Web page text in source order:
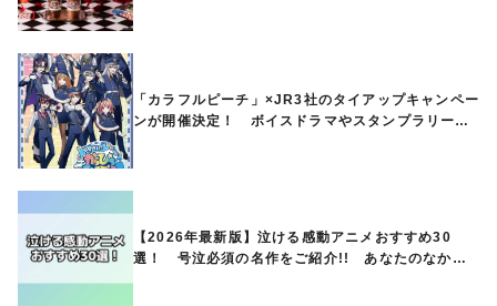
「カラフルピーチ」×JR3社のタイアップキャンペー
ンが開催決定！ ボイスドラマやスタンプラリー、
【2026年最新版】泣ける感動アニメおすすめ30
選！ 号泣必須の名作をご紹介!! あなたのなかの